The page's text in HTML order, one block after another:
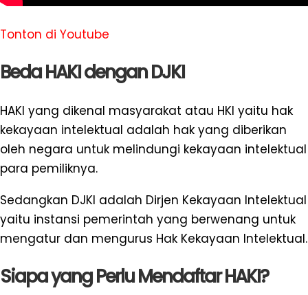
Tonton di Youtube
Beda HAKI dengan DJKI
HAKI yang dikenal masyarakat atau HKI yaitu hak
kekayaan intelektual adalah hak yang diberikan
oleh negara untuk melindungi kekayaan intelektual
para pemiliknya.
Sedangkan DJKI adalah Dirjen Kekayaan Intelektual
yaitu instansi pemerintah yang berwenang untuk
mengatur dan mengurus Hak Kekayaan Intelektual.
Siapa yang Perlu Mendaftar HAKI?